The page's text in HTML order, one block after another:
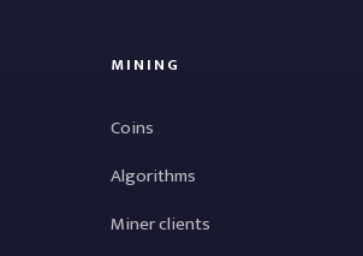
MINING
Coins
Algorithms
Miner clients